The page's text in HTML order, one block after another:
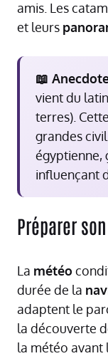
amis. Les
et leurs
📖
vient du
terres).
grandes
égyptienne,
influençant
Préparer
La météo
durée de la
adaptent le
la découverte
la météo avant